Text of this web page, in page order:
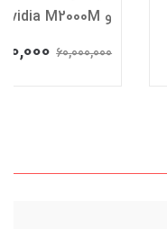
و 4GB Nvidia M2000M
60,000,000